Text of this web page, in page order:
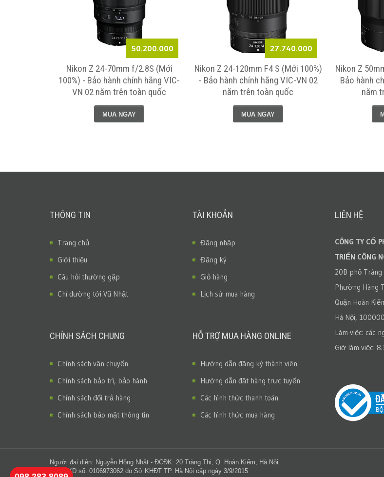
50.200.000
Nikon Z 24-70mm f/2.8S (Mới
100%) - Bảo hành chính hãng VIC-
VN 02 năm trên toàn quốc
MUA NGAY
27.740.000
Nikon Z 24-120mm F4 S (Mới 100%)
- Bảo hành chính hãng VIC-VN 02
năm trên toàn quốc
MUA NGAY
Nikon Z
Bảo hành
năm
THÔNG TIN
Trang chủ
Giới thiệu
Câu hỏi thường gặp
Chỉ đường tới Vũ Nhật
CHÍNH SÁCH CHUNG
Chính sách vận chuyển
Chính sách bảo trì, bảo hành
Chính sách đổi trả hàng
Chính sách bảo mật thông tin
TÀI KHOẢN
Đăng nhập
Đăng ký
Giỏ hàng
Lịch sử mua hàng
HỖ TRỢ MUA HÀNG ONLINE
Hướng dẫn đăng ký thành viên
Hướng dẫn đặt hàng trực tuyến
Các hình thức thanh toán
Các hình thức mua hàng
LIÊN HỆ
CÔNG TY CỔ
TRIỂN CÔNG
20B phố Tràng
Phường Hàng
Quận Hoàn
Hà Nội, 100000
Làm việc: các
Giờ làm việc:
Người đại diện: Nguyễn Hồng Nhật - ĐCĐK: 20 Tràng Thi, Q. Hoàn Kiếm, Hà Nội.
GPĐKKD số: 0106973062 do Sở KHĐT TP. Hà Nội cấp ngày 3/9/2015